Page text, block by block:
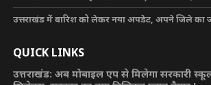
उत्तराखंड में बारिश को लेकर नया अपडेट, अपने जिले का
QUICK LINKS
उत्तराखंड: अब मोबाइल एप से मिलेगा सरकारी